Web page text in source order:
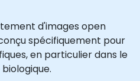
d'images open
spécifiquement pour
en particulier dans le